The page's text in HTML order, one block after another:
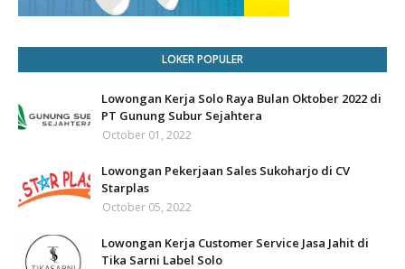
LOKER POPULER
Lowongan Kerja Solo Raya Bulan Oktober 2022 di
PT Gunung Subur Sejahtera
October 01, 2022
Lowongan Pekerjaan Sales Sukoharjo di CV
Starplas
October 05, 2022
Lowongan Kerja Customer Service Jasa Jahit di
Tika Sarni Label Solo